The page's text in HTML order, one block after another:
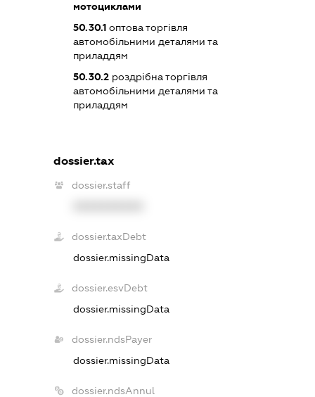
мотоциклами
50.30.1оптова торгівля
автомобільними деталями та
приладдям
50.30.2роздрібна торгівля
автомобільними деталями та
приладдям
dossier.tax
dossier.staff
dossier.taxDebt
dossier.missingData
dossier.esvDebt
dossier.missingData
dossier.ndsPayer
dossier.missingData
dossier.ndsAnnul